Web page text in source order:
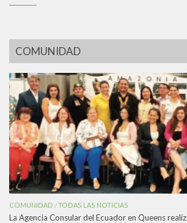
COMUNIDAD
COMUNIDAD /TODAS LAS NOTICIAS
La Agencia Consular del Ecuador en Queens